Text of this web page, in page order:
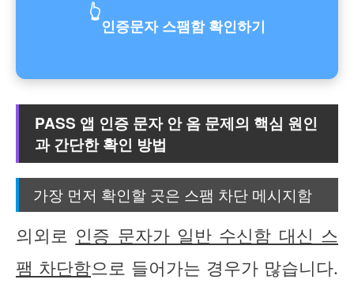
👆
인증문자 스팸함 확인하기
PASS 앱 인증 문자 안 옴 문제의 핵심 원인
과 간단한 확인 방법
가장 먼저 확인할 곳은 스팸 차단 메시지함
의외로 인증 문자가 일반 수신함 대신 스
팸 차단함으로 들어가는 경우가 많습니다.